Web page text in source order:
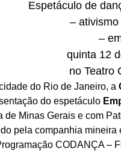
Espetáculo de
–
–
quinta 12
no Teatro
do Rio de Janeiro, a
do espetáculo
de Minas Gerais e com
pela companhia
CODANÇA –